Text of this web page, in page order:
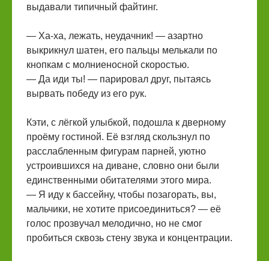
выдавали типичный файтинг.
— Ха-ха, лежать, неудачник! — азартно
выкрикнул шатен, его пальцы мелькали по
кнопкам с молниеносной скоростью.
— Да иди ты! — парировал друг, пытаясь
вырвать победу из его рук.
Кэти, с лёгкой улыбкой, подошла к дверному
проёму гостиной. Её взгляд скользнул по
расслабленным фигурам парней, уютно
устроившихся на диване, словно они были
единственными обитателями этого мира.
— Я иду к бассейну, чтобы позагорать, вы,
мальчики, не хотите присоединиться? — её
голос прозвучал мелодично, но не смог
пробиться сквозь стену звука и концентрации.